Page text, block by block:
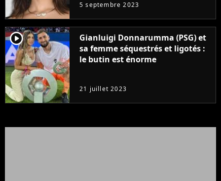
5 septembre 2023
player2
Gianluigi Donnarumma (PSG) et
sa femme séquestrés et ligotés :
le butin est énorme
21 juillet 2023